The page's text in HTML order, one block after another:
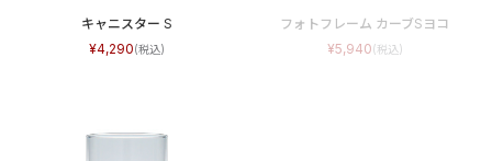
キャニスター S
4,290
フォトフレーム カーブSヨコ
5,940